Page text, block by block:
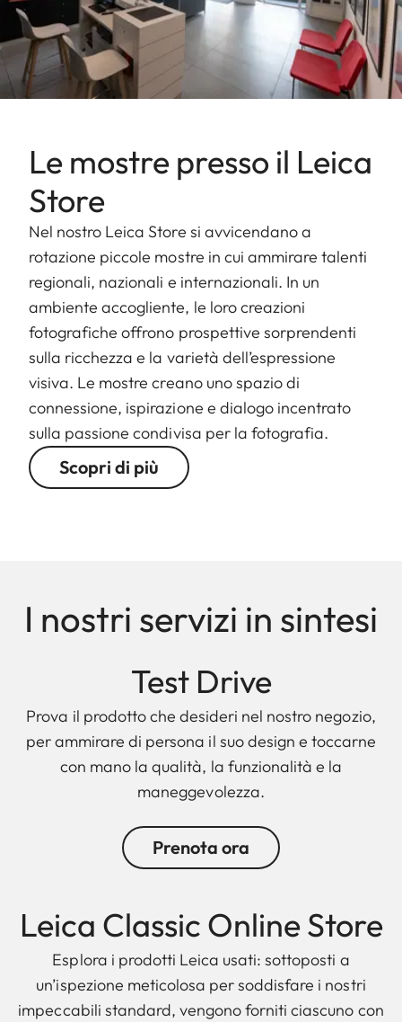
Le mostre presso il Leica
Store
Nel nostro Leica Store si avvicendano a
rotazione piccole mostre in cui ammirare talenti
regionali, nazionali e internazionali. In un
ambiente accogliente, le loro creazioni
fotografiche offrono prospettive sorprendenti
sulla ricchezza e la varietà dell’espressione
visiva. Le mostre creano uno spazio di
connessione, ispirazione e dialogo incentrato
sulla passione condivisa per la fotografia.
Scopri di più
I nostri servizi in sintesi
Test Drive
Prova il prodotto che desideri nel nostro negozio,
per ammirare di persona il suo design e toccarne
con mano la qualità, la funzionalità e la
maneggevolezza.
Prenota ora
Leica Classic Online Store
Esplora i prodotti Leica usati: sottoposti a
un’ispezione meticolosa per soddisfare i nostri
impeccabili standard, vengono forniti ciascuno con